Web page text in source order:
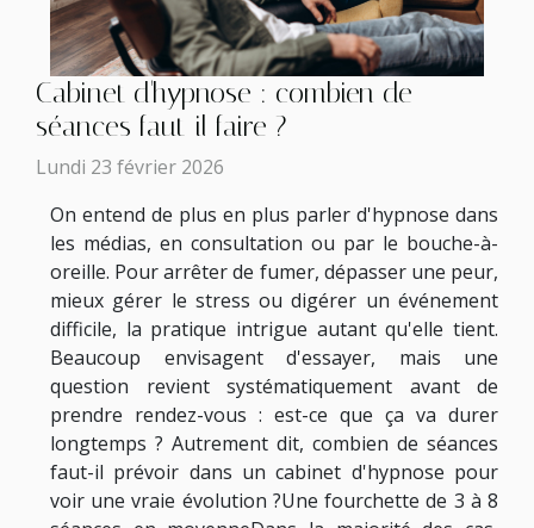
Cabinet d'hypnose : combien de
séances faut-il faire ?
Lundi 23 février 2026
On entend de plus en plus parler d'hypnose dans
les médias, en consultation ou par le bouche-à-
oreille. Pour arrêter de fumer, dépasser une peur,
mieux gérer le stress ou digérer un événement
difficile, la pratique intrigue autant qu'elle tient.
Beaucoup envisagent d'essayer, mais une
question revient systématiquement avant de
prendre rendez-vous : est-ce que ça va durer
longtemps ? Autrement dit, combien de séances
faut-il prévoir dans un cabinet d'hypnose pour
voir une vraie évolution ?Une fourchette de 3 à 8